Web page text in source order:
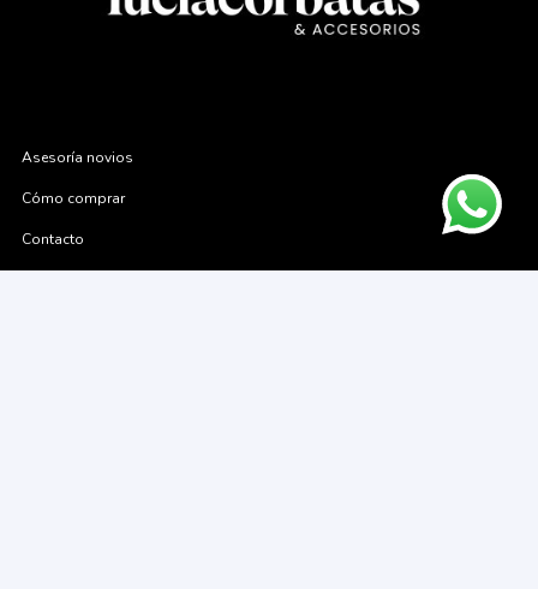
Asesoría novios
Cómo comprar
Contacto